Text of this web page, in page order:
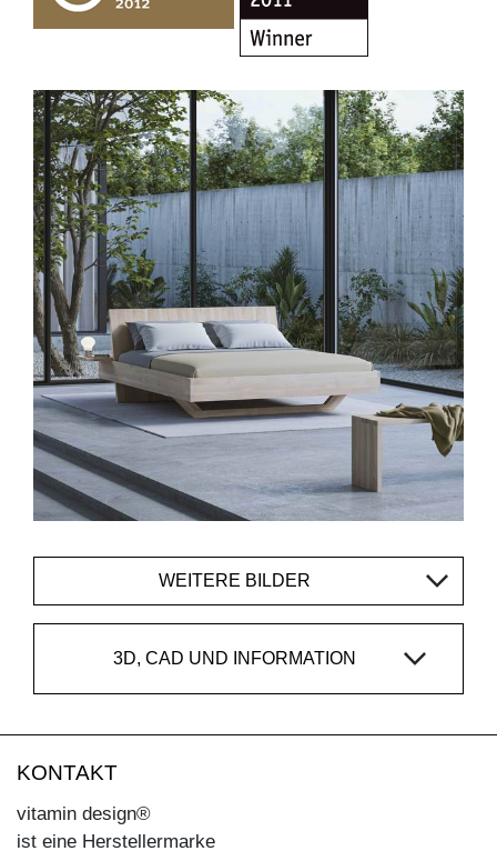
WEITERE BILDER
3D, CAD UND INFORMATION
KONTAKT
vitamin design®
ist eine Herstellermarke